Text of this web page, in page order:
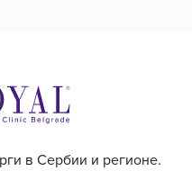
в Сербии и регионе.